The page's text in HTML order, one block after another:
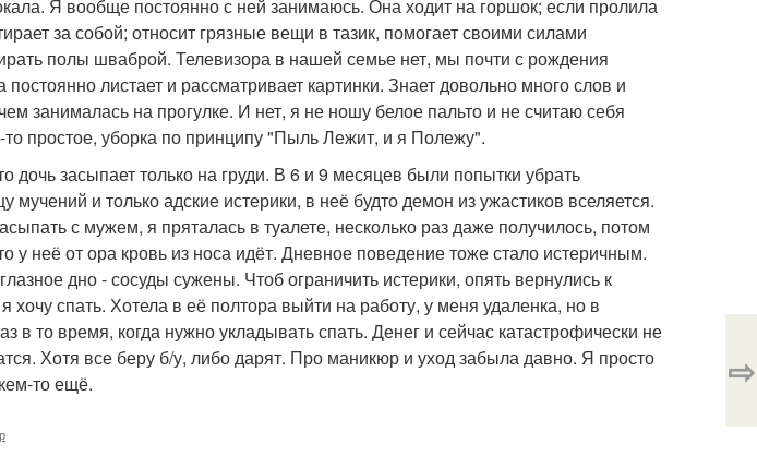
Я вообще постоянно с ней занимаюсь. Она ходит на горшок; если пролила
за собой; относит грязные вещи в тазик, помогает своими силами
полы шваброй. Телевизора в нашей семье нет, мы почти с рождения
листает и рассматривает картинки. Знает довольно много слов и
занималась на прогулке. И нет, я не ношу белое пальто и не считаю себя
простое, уборка по принципу "Пыль Лежит, и я Полежу".
дочь засыпает только на груди. В 6 и 9 месяцев были попытки убрать
мучений и только адские истерики, в неё будто демон из ужастиков вселяется.
с мужем, я пряталась в туалете, несколько раз даже получилось, потом
у неё от ора кровь из носа идёт. Дневное поведение тоже стало истеричным.
дно - сосуды сужены. Чтоб ограничить истерики, опять вернулись к
хочу спать. Хотела в её полтора выйти на работу, у меня удаленка, но в
в то время, когда нужно укладывать спать. Денег и сейчас катастрофически не
Хотя все беру б/у, либо дарят. Про маникюр и уход забыла давно. Я просто
то ещё.
⇨